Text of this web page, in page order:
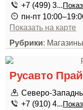
+7 (499) 3...
пн-пт
Показать на карте
Рубрики:
Русавто
Северо-
+7 (910) 4...